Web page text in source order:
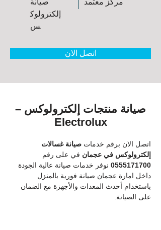
صيانة
إلكترولوك
س
مركز معتمد
اتصل الان
صيانة منتجات إلكترولوكس –
Electrolux
اتصل الان برقم خدمات صيانة غسالات
إلكترولوكس في عجمان في على رقم
0555171700 نوفر خدمات صيانة عالية الجودة
داخل امارة عجمان صيانة فورية بالمنزل
باستخدام أحدث المعدات والأجهزة مع الضمان
على الصيانة.